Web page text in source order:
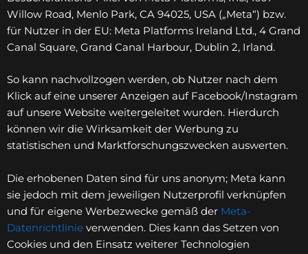
Willow Road, Menlo Park, CA 94025, USA („Meta“) bzw.
für Nutzer in der EU: Meta Platforms Ireland Ltd., 4 Grand
Canal Square, Grand Canal Harbour, Dublin 2, Irland.
So kann nachvollzogen werden, ob Nutzer nach dem
Klick auf eine unserer Anzeigen auf Facebook/Instagram
auf unsere Website weitergeleitet wurden. Hierdurch
können wir die Wirksamkeit der Werbung zu
statistischen und Marktforschungszwecken auswerten.
Die erhobenen Daten sind für uns anonym; Meta kann
sie jedoch mit dem jeweiligen Nutzerprofil verknüpfen
und für eigene Werbezwecke gemäß der Meta-
Datenrichtlinie verwenden. Dies kann das Setzen von
Cookies und den Einsatz weiterer Technologien